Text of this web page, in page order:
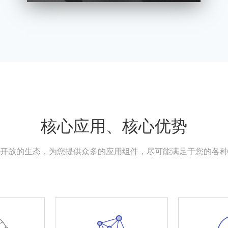
核心应用、核心优势
放的生态，为您提供众多的应用组件，尽可能满足于您的各